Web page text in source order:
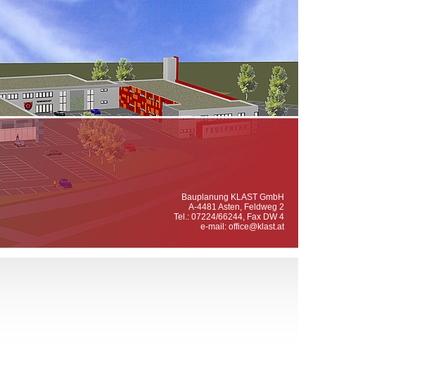
Bauplanung KLAST GmbH
A-4481 Asten, Feldweg 2
Tel.: 07224/66244, Fax DW 4
e-mail: office@klast.at